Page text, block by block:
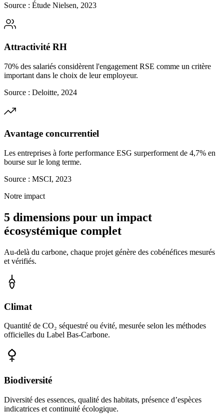
Source : Étude Nielsen, 2023
Attractivité RH
70% des salariés considèrent l'engagement RSE comme un critère
important dans le choix de leur employeur.
Source : Deloitte, 2024
Avantage concurrentiel
Les entreprises à forte performance ESG surperforment de 4,7% en
bourse sur le long terme.
Source : MSCI, 2023
Notre impact
5 dimensions pour un impact
écosystémique complet
Au-delà du carbone, chaque projet génère des cobénéfices mesurés
et vérifiés.
Climat
Quantité de CO₂ séquestré ou évité, mesurée selon les méthodes
officielles du Label Bas-Carbone.
Biodiversité
Diversité des essences, qualité des habitats, présence d’espèces
indicatrices et continuité écologique.